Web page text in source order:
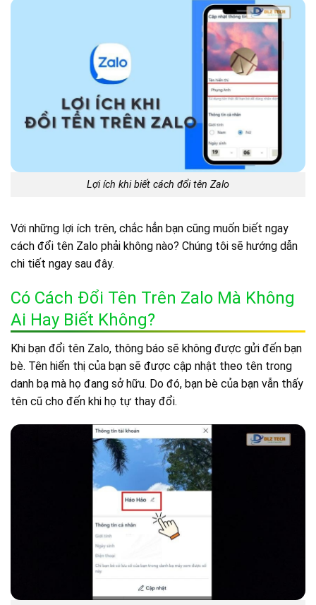
Lợi ích khi biết cách đổi tên Zalo
Với những lợi ích trên, chắc hẳn bạn cũng muốn biết ngay
cách đổi tên Zalo phải không nào? Chúng tôi sẽ hướng dẫn
chi tiết ngay sau đây.
Có Cách Đổi Tên Trên Zalo Mà Không
Ai Hay Biết Không?
Khi bạn đổi tên Zalo, thông báo sẽ không được gửi đến bạn
bè. Tên hiển thị của bạn sẽ được cập nhật theo tên trong
danh bạ mà họ đang sở hữu. Do đó, bạn bè của bạn vẫn thấy
tên cũ cho đến khi họ tự thay đổi.